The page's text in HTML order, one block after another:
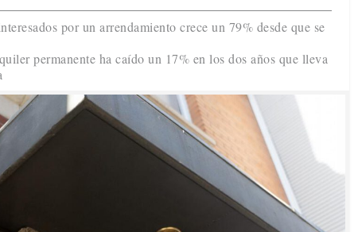
por un arrendamiento crece un 79% desde que se
permanente ha caído un 17% en los dos años que lleva